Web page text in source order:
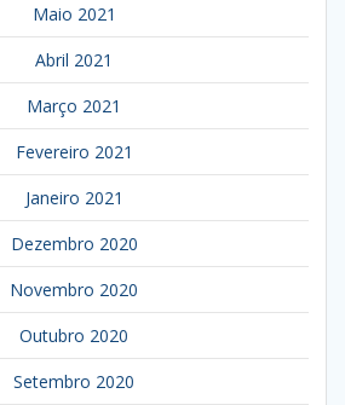
Maio 2021
Abril 2021
Março 2021
Fevereiro 2021
Janeiro 2021
Dezembro 2020
Novembro 2020
Outubro 2020
Setembro 2020